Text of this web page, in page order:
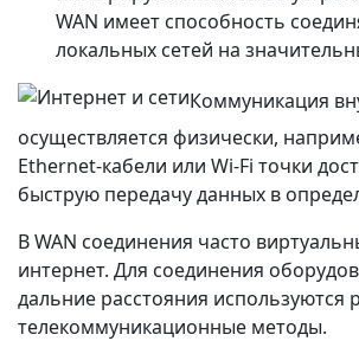
WAN имеет способность
локальных сетей на
Коммуникация
осуществляется физически,
Ethernet-кабели или Wi-Fi точки
быструю передачу данных в
В WAN соединения часто
интернет. Для соединения
дальние расстояния используются
телекоммуникационные методы.